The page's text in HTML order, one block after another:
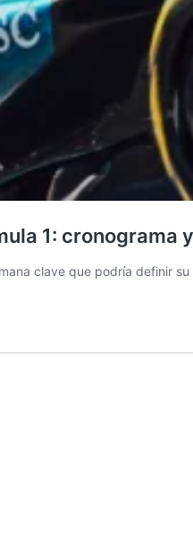
1: cronograma
clave que podría definir su